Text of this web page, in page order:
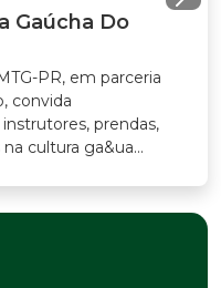
Do
em parceria
prendas,
ga&ua...